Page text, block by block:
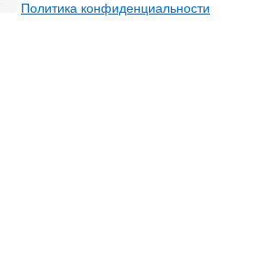
Политика конфиденциальности